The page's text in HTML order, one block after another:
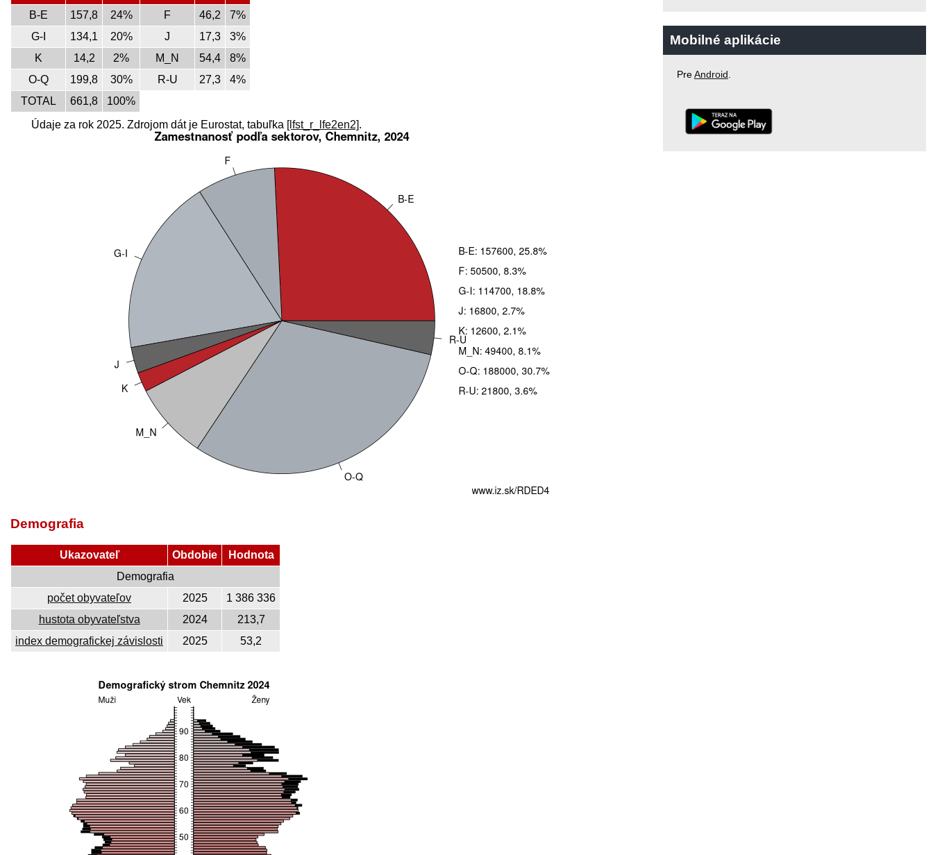
B-E
157,8 24% F 46,2
7%
G-I
134,1 20% J 17,3
3%
K
14,2 2% M_N 54,4
8%
O-Q
199,8 30% R-U 27,3
4%
TOTAL
661,8
100%
Údaje za rok 2025. Zdrojom dát je Eurostat, tabuľka [lfst_r_lfe2en2].
Demografia
Ukazovateľ Obdobie
Hodnota
Demografia
počet obyvateľov
2025
1 386 336
hustota obyvateľstva
2024
213,7
index demografickej závislosti
2025 53,2
Mobilné aplikácie
PreAndroid